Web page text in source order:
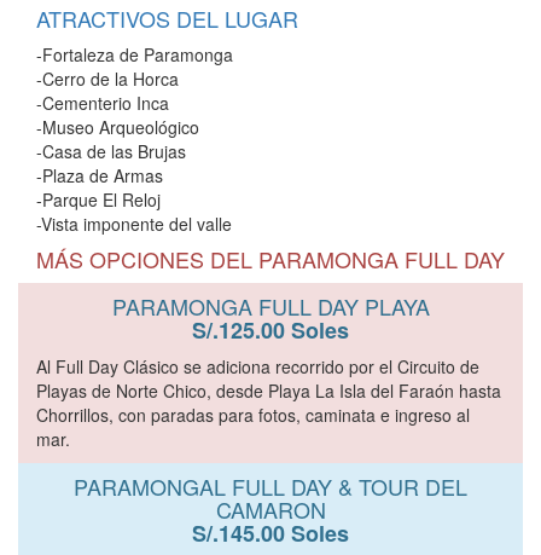
ATRACTIVOS DEL LUGAR
-Fortaleza de Paramonga
-Cerro de la Horca
-Cementerio Inca
-Museo Arqueológico
-Casa de las Brujas
-Plaza de Armas
-Parque El Reloj
-Vista imponente del valle
MÁS OPCIONES DEL PARAMONGA FULL DAY
PARAMONGA FULL DAY PLAYA
S/.125.00 Soles
Al Full Day Clásico se adiciona recorrido por el Circuito de
Playas de Norte Chico, desde Playa La Isla del Faraón hasta
Chorrillos, con paradas para fotos, caminata e ingreso al
mar.
PARAMONGAL FULL DAY & TOUR DEL
CAMARON
S/.145.00 Soles